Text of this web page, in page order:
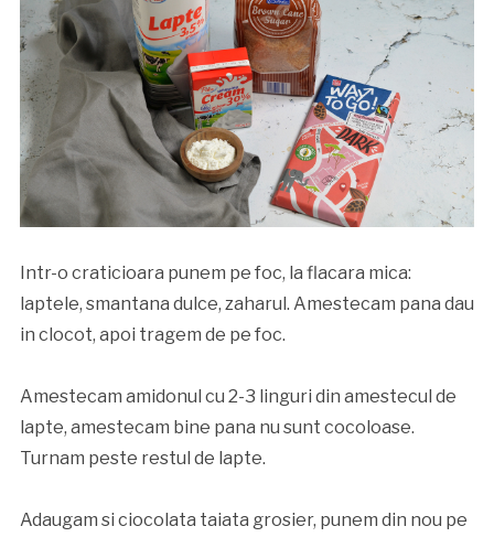
Intr-o craticioara punem pe foc, la flacara mica:
laptele, smantana dulce, zaharul. Amestecam pana dau
in clocot, apoi tragem de pe foc.
Amestecam amidonul cu 2-3 linguri din amestecul de
lapte, amestecam bine pana nu sunt cocoloase.
Turnam peste restul de lapte.
Adaugam si ciocolata taiata grosier, punem din nou pe